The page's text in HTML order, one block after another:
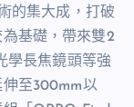
的集大成，打破
基礎，帶來雙2
學長焦鏡頭等強
至300mm以